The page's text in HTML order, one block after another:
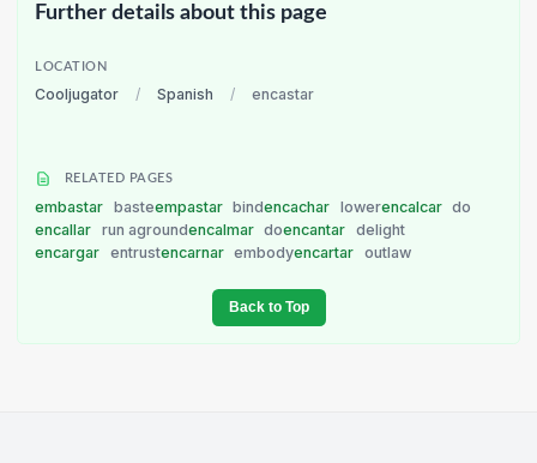
Further details about this page
LOCATION
Cooljugator / Spanish / encastar
RELATED PAGES
embastar basteempastar bindencachar lowerencalcar do
encallar run agroundencalmar doencantar delight
encargar entrustencarnar embodyencartar outlaw
Back to Top